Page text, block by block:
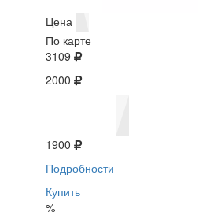
Цена
По карте
3109
2000
1900
Подробности
Купить
%